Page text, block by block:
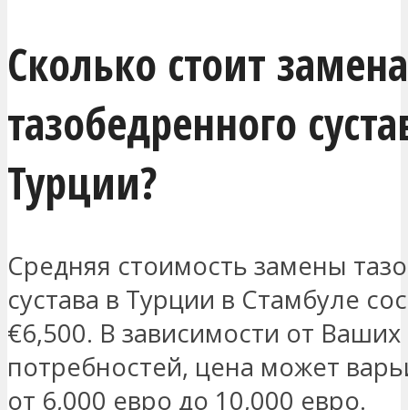
Сколько стоит замена
тазобедренного
Турции?
Средняя стоимость замены
сустава в Турции в Стамбуле
€6,500. В зависимости от Ваших
потребностей, цена может
от 6,000 евро до 10,000 евро.